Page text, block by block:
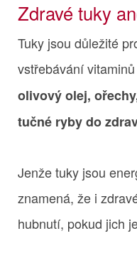
Zdravé tuky
Tuky jsou důležité
vstřebávání
olivový olej,
tučné ryby do
Jenže tuky jsou
znamená, že i
hubnutí, pokud jich